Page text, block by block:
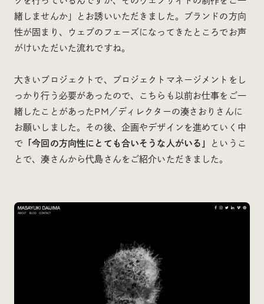
緒しませんか」とお誘いいただきました。ブランドの方向
性が固まり、ウェブのフェーズになってきたところでお声
がけいただいた流れですね。
大きいプロジェクトで、プロジェクトマネージメントをし
っかり行う必要があったので、こちらも以前お仕事をご一
緒したことがあったPM／ディレクターの湊さおりさんに
お願いしました。その後、企画やデザインを進めていく中
で 「今回の方向性にとても合いそうな人がいる」
というこ
とで、湊さんから代島さんをご紹介いただきました。